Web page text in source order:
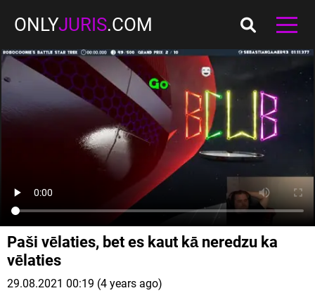
ONLYJURIS.COM
Paši vēlaties, bet es kaut kā neredzu ka
vēlaties
29.08.2021 00:19 (4 years ago)